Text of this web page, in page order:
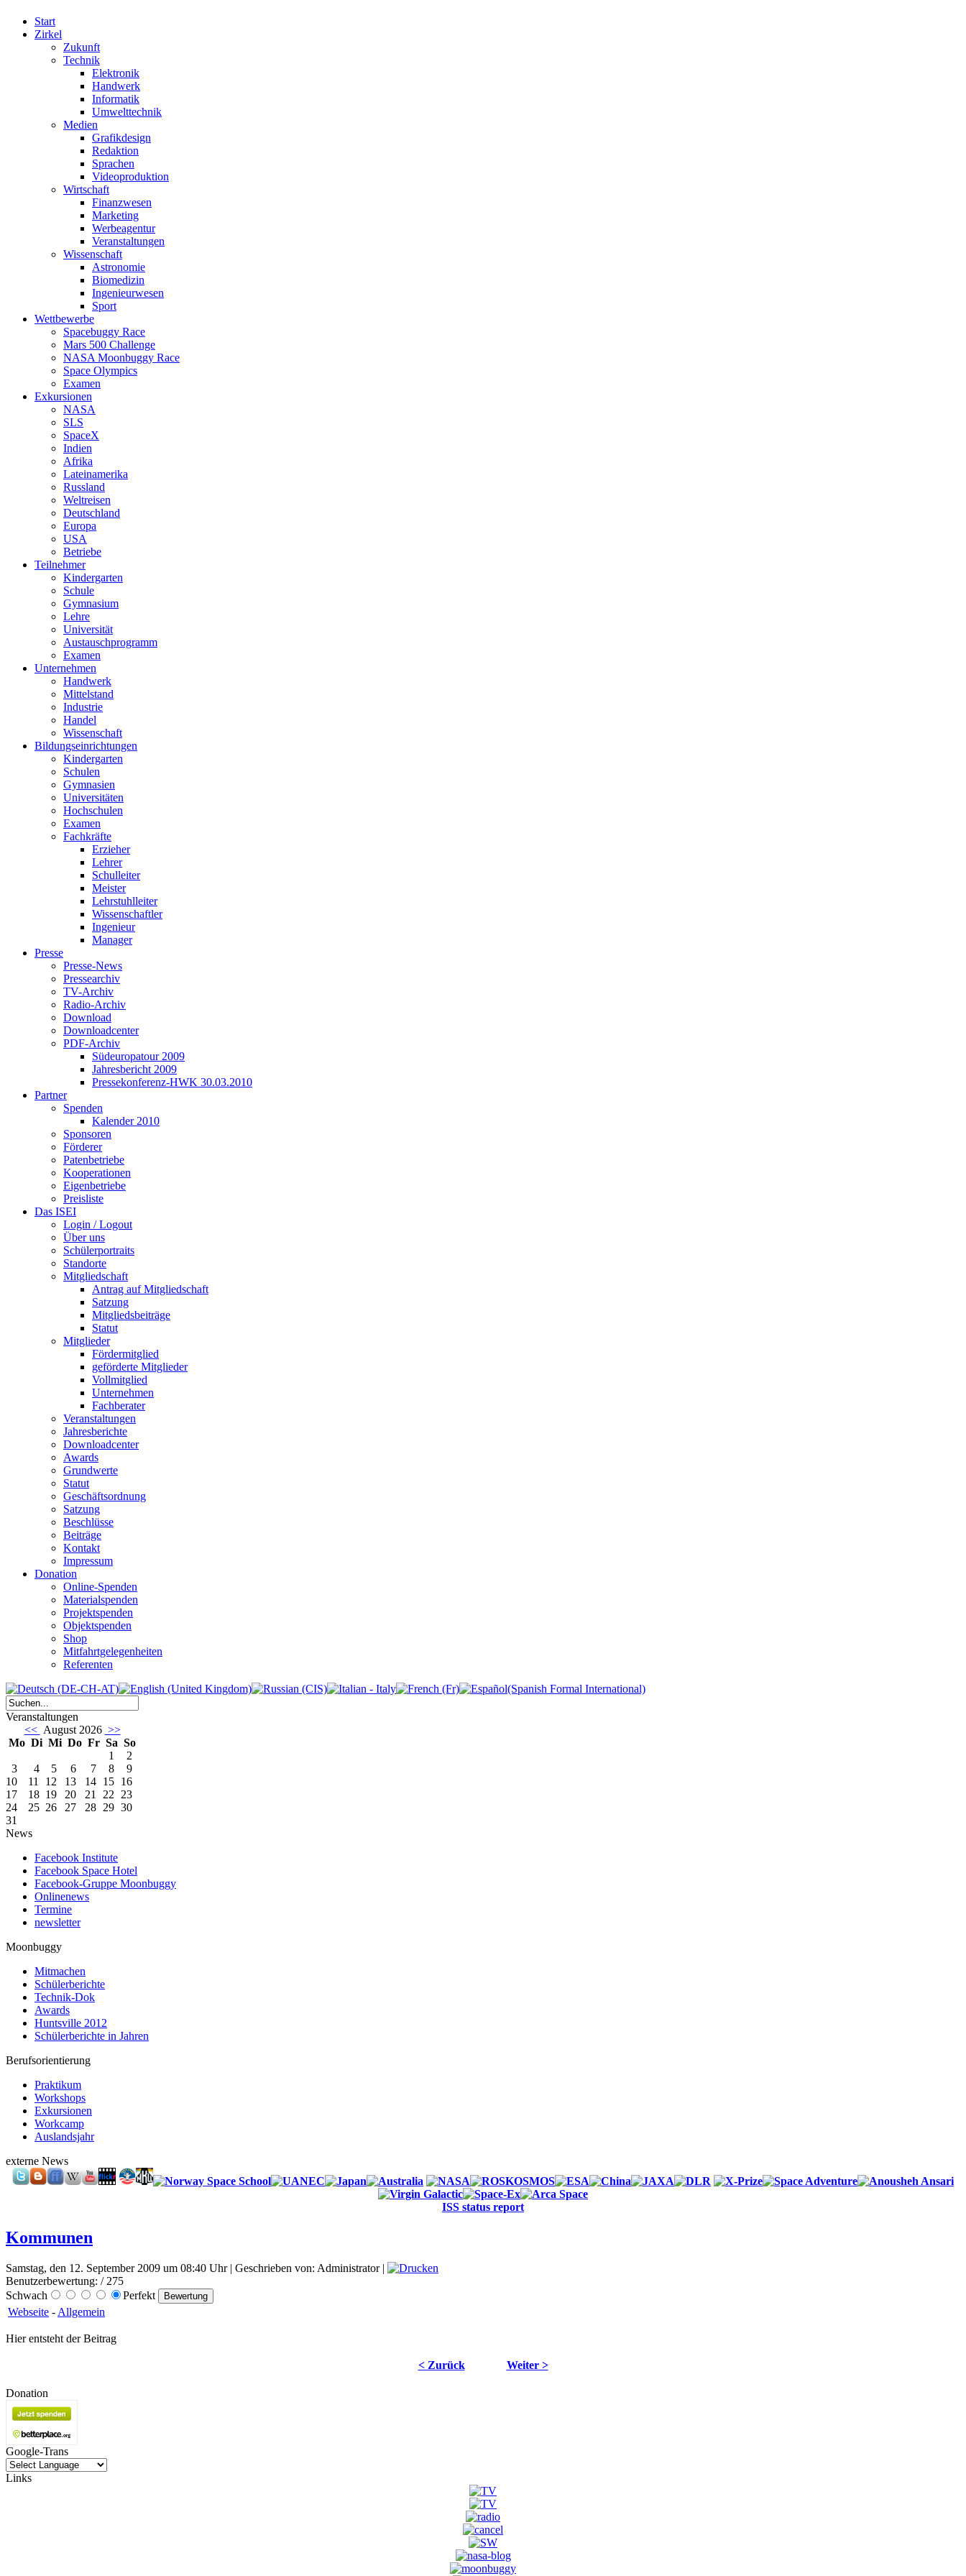
Start
Zirkel
Zukunft
Technik
Elektronik
Handwerk
Informatik
Umwelttechnik
Medien
Grafikdesign
Redaktion
Sprachen
Videoproduktion
Wirtschaft
Finanzwesen
Marketing
Werbeagentur
Veranstaltungen
Wissenschaft
Astronomie
Biomedizin
Ingenieurwesen
Sport
Wettbewerbe
Spacebuggy Race
Mars 500 Challenge
NASA Moonbuggy Race
Space Olympics
Examen
Exkursionen
NASA
SLS
SpaceX
Indien
Afrika
Lateinamerika
Russland
Weltreisen
Deutschland
Europa
USA
Betriebe
Teilnehmer
Kindergarten
Schule
Gymnasium
Lehre
Universität
Austauschprogramm
Examen
Unternehmen
Handwerk
Mittelstand
Industrie
Handel
Wissenschaft
Bildungseinrichtungen
Kindergarten
Schulen
Gymnasien
Universitäten
Hochschulen
Examen
Fachkräfte
Erzieher
Lehrer
Schulleiter
Meister
Lehrstuhlleiter
Wissenschaftler
Ingenieur
Manager
Presse
Presse-News
Pressearchiv
TV-Archiv
Radio-Archiv
Download
Downloadcenter
PDF-Archiv
Südeuropatour 2009
Jahresbericht 2009
Pressekonferenz-HWK 30.03.2010
Partner
Spenden
Kalender 2010
Sponsoren
Förderer
Patenbetriebe
Kooperationen
Eigenbetriebe
Preisliste
Das ISEI
Login / Logout
Über uns
Schülerportraits
Standorte
Mitgliedschaft
Antrag auf Mitgliedschaft
Satzung
Mitgliedsbeiträge
Statut
Mitglieder
Fördermitglied
geförderte Mitglieder
Vollmitglied
Unternehmen
Fachberater
Veranstaltungen
Jahresberichte
Downloadcenter
Awards
Grundwerte
Statut
Geschäftsordnung
Satzung
Beschlüsse
Beiträge
Kontakt
Impressum
Donation
Online-Spenden
Materialspenden
Projektspenden
Objektspenden
Shop
Mitfahrtgelegenheiten
Referenten
Veranstaltungen
<< August 2026 >>
Mo Di Mi Do Fr Sa So
1
2
3
4 5 6 7 8
9
10
11 12 13 14 15 16
17
18 19 20 21 22 23
24
25 26 27 28 29 30
31
News
Facebook Institute
Facebook Space Hotel
Facebook-Gruppe Moonbuggy
Onlinenews
Termine
newsletter
Moonbuggy
Mitmachen
Schülerberichte
Technik-Dok
Awards
Huntsville 2012
Schülerberichte in Jahren
Berufsorientierung
Praktikum
Workshops
Exkursionen
Workcamp
Auslandsjahr
externe News
ISS status report
Kommunen
Samstag, den 12. September 2009 um 08:40 Uhr | Geschrieben von: Administrator |
Benutzerbewertung: / 275
Schwach
Perfekt
Webseite - Allgemein
Hier entsteht der Beitrag
< Zurück Weiter >
Donation
Google-Trans
Links